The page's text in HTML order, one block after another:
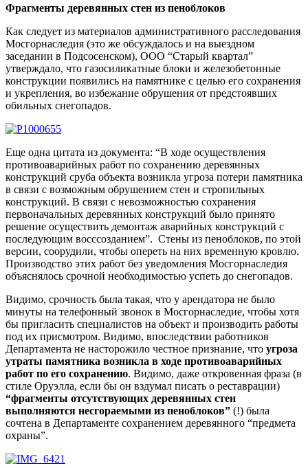
Фрагменты деревянных стен из пеноблоков
Как следует из материалов административного расследования
Мосгорнаследия (это же обсуждалось и на выездном
заседании в Подсосенском), ООО “Старый квартал”
утверждало, что газосиликатные блоки и железобетонные
конструкции появились на памятнике с целью его сохранения
и укрепления, во избежание обрушения от предстоявших
обильных снегопадов.
Еще одна цитата из документа: “В ходе осуществления
противоаварийных работ по сохранению деревянных
конструкций сруба объекта возникла угроза потери памятника
в связи с возможным обрушением стен и стропильных
конструкций. В связи с невозможностью сохранения
первоначальных деревянных конструкций было принято
решение осуществить демонтаж аварийных конструкций с
последующим восссозданием”. Стены из пеноблоков, по этой
версии, соорудили, чтобы опереть на них временную кровлю.
Производство этих работ без уведомления Мосгорнаследия
объяснялось срочной необходимостью успеть до снегопадов.
Видимо, срочность была такая, что у арендатора не было
минуты на телефонный звонок в Мосгорнаследие, чтобы хотя
бы пригласить специалистов на объект и производить работы
под их присмотром. Видимо, впоследствии работников
Департамента не насторожило честное признание, что угроза
утраты памятника возникла в ходе противоаварийных
работ по его сохранению. Видимо, даже откровенная фраза (в
стиле Оруэлла, если бы он вздумал писать о реставрации)
“фрагменты отсутствующих деревянных стен
выполняются несгораемыми из пеноблоков” (!) была
сочтена в Департаменте сохранением деревянного “предмета
охраны”.